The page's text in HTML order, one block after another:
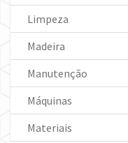
Limpeza
Madeira
Manutenção
Máquinas
Materiais